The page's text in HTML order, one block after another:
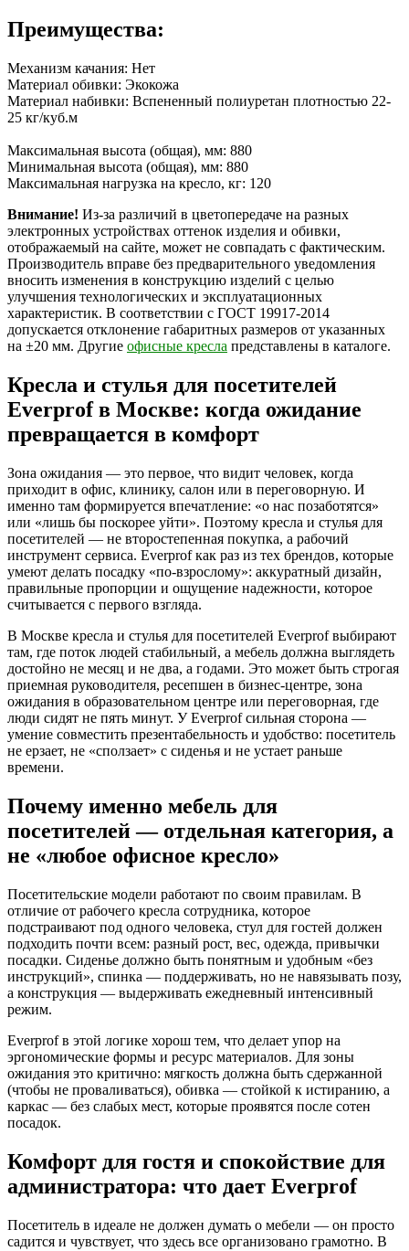
Преимущества:
Механизм качания: Нет
Материал обивки: Экокожа
Материал набивки: Вспененный полиуретан плотностью 22-
25 кг/куб.м
Максимальная высота (общая), мм: 880
Минимальная высота (общая), мм: 880
Максимальная нагрузка на кресло, кг: 120
Внимание! Из-за различий в цветопередаче на разных
электронных устройствах оттенок изделия и обивки,
отображаемый на сайте, может не совпадать с фактическим.
Производитель вправе без предварительного уведомления
вносить изменения в конструкцию изделий с целью
улучшения технологических и эксплуатационных
характеристик. В соответствии с ГОСТ 19917-2014
допускается отклонение габаритных размеров от указанных
на ±20 мм. Другие офисные кресла представлены в каталоге.
Кресла и стулья для посетителей
Everprof в Москве: когда ожидание
превращается в комфорт
Зона ожидания — это первое, что видит человек, когда
приходит в офис, клинику, салон или в переговорную. И
именно там формируется впечатление: «о нас позаботятся»
или «лишь бы поскорее уйти». Поэтому кресла и стулья для
посетителей — не второстепенная покупка, а рабочий
инструмент сервиса. Everprof как раз из тех брендов, которые
умеют делать посадку «по-взрослому»: аккуратный дизайн,
правильные пропорции и ощущение надежности, которое
считывается с первого взгляда.
В Москве кресла и стулья для посетителей Everprof выбирают
там, где поток людей стабильный, а мебель должна выглядеть
достойно не месяц и не два, а годами. Это может быть строгая
приемная руководителя, ресепшен в бизнес-центре, зона
ожидания в образовательном центре или переговорная, где
люди сидят не пять минут. У Everprof сильная сторона —
умение совместить презентабельность и удобство: посетитель
не ерзает, не «сползает» с сиденья и не устает раньше
времени.
Почему именно мебель для
посетителей — отдельная категория, а
не «любое офисное кресло»
Посетительские модели работают по своим правилам. В
отличие от рабочего кресла сотрудника, которое
подстраивают под одного человека, стул для гостей должен
подходить почти всем: разный рост, вес, одежда, привычки
посадки. Сиденье должно быть понятным и удобным «без
инструкций», спинка — поддерживать, но не навязывать позу,
а конструкция — выдерживать ежедневный интенсивный
режим.
Everprof в этой логике хорош тем, что делает упор на
эргономические формы и ресурс материалов. Для зоны
ожидания это критично: мягкость должна быть сдержанной
(чтобы не проваливаться), обивка — стойкой к истиранию, а
каркас — без слабых мест, которые проявятся после сотен
посадок.
Комфорт для гостя и спокойствие для
администратора: что дает Everprof
Посетитель в идеале не должен думать о мебели — он просто
садится и чувствует, что здесь все организовано грамотно. В